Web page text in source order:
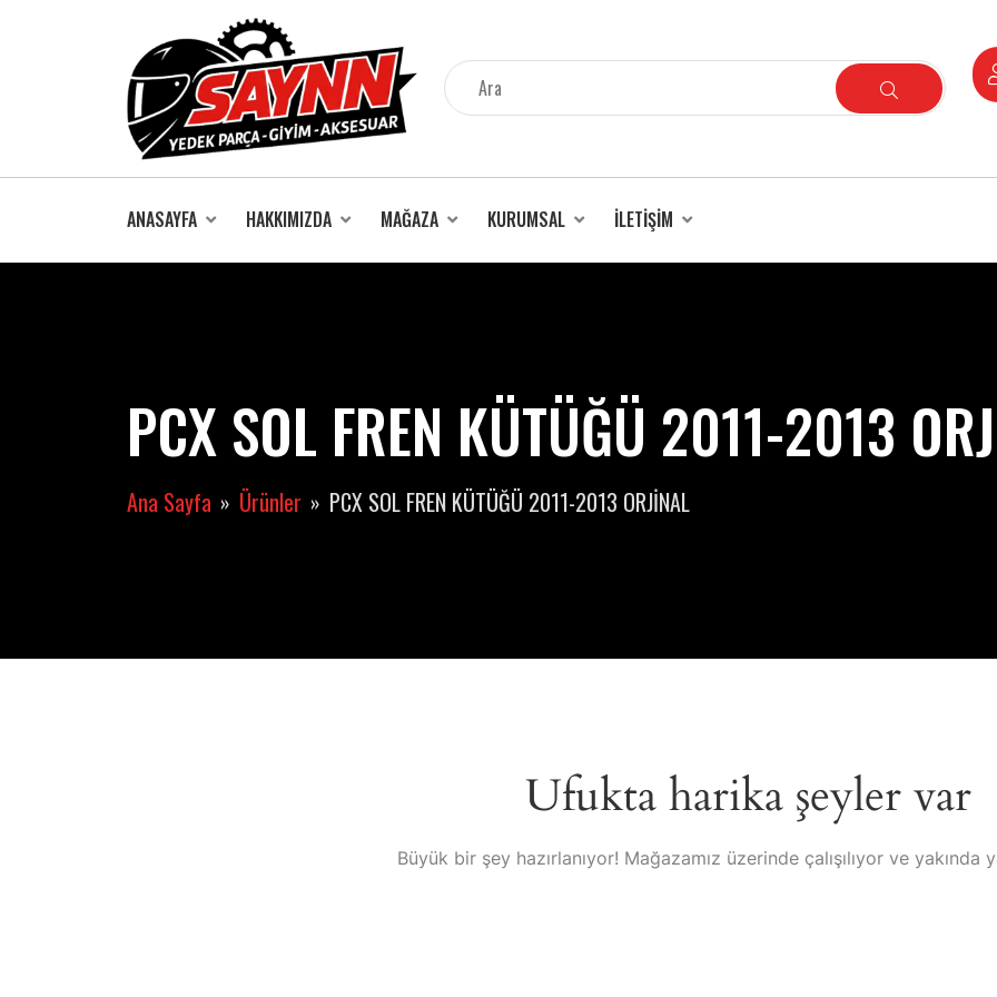
ANASAYFA HAKKIMIZDA MAĞAZA KURUMSAL İLETIŞIM
PCX SOL FREN KÜTÜĞÜ 2011-2013
Ana Sayfa Ürünler PCX SOL FREN KÜTÜĞÜ 2011-2013 ORJİNAL
Ufukta harika şeyler var
Büyük bir şey hazırlanıyor! Mağazamız üzerinde çalışılıyor ve yakında